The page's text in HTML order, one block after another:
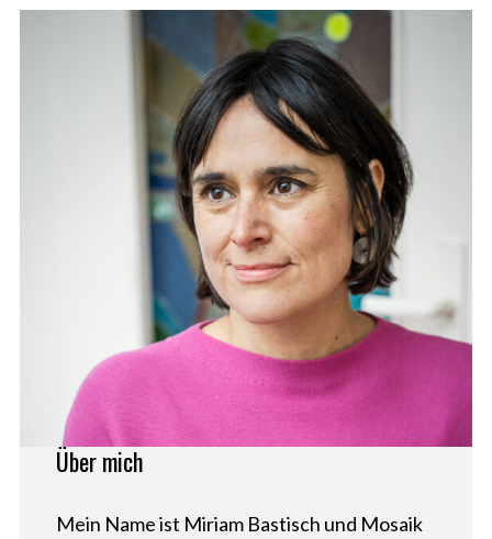
Über mich
Mein Name ist Miriam Bastisch und Mosaik